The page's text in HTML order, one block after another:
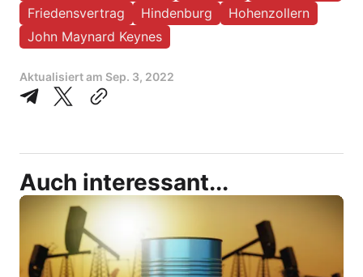
Friedensvertrag
Hindenburg
Hohenzollern
John Maynard Keynes
Aktualisiert am Sep. 3, 2022
Auch interessant...